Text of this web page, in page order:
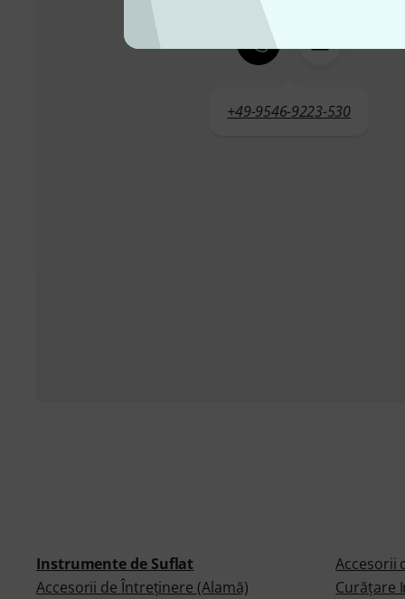
+49-9546-9223-530
Instrumente de Suflat
Accesorii de Întreţinere (Alamă)
Accesorii
Curăţare